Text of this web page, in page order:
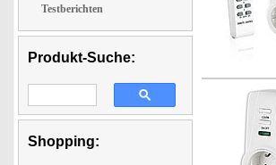
Testberichten
Produkt-Suche:
Shopping: